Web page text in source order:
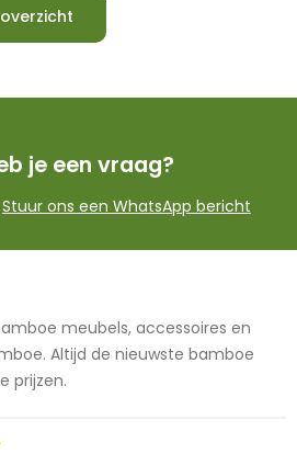
je een vraag?
Stuur ons een WhatsApp bericht
meubels, accessoires en
Altijd de nieuwste bamboe
prijzen.